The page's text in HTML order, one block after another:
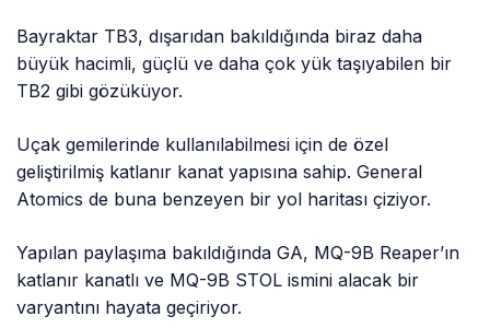
Bayraktar TB3, dışarıdan bakıldığında biraz daha
büyük hacimli, güçlü ve daha çok yük taşıyabilen bir
TB2 gibi gözüküyor.
Uçak gemilerinde kullanılabilmesi için de özel
geliştirilmiş katlanır kanat yapısına sahip. General
Atomics de buna benzeyen bir yol haritası çiziyor.
Yapılan paylaşıma bakıldığında GA, MQ-9B Reaper’ın
katlanır kanatlı ve MQ-9B STOL ismini alacak bir
varyantını hayata geçiriyor.